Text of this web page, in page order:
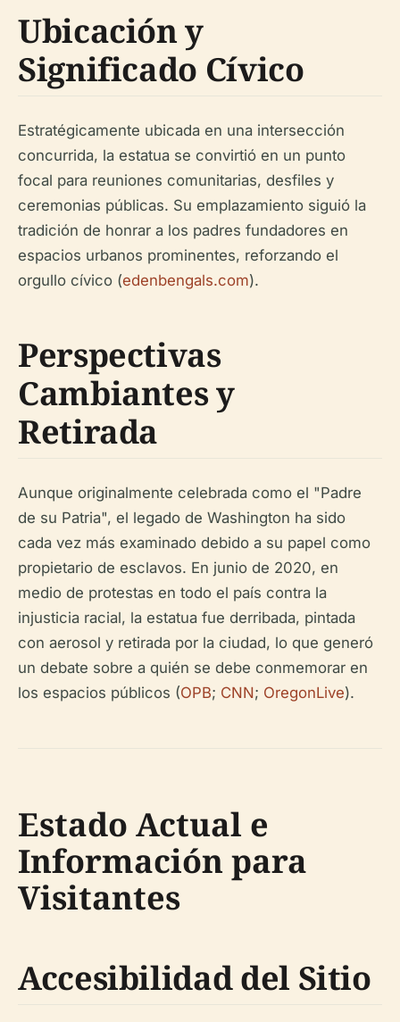
Ubicación y
Significado Cívico
Estratégicamente ubicada en una intersección
concurrida, la estatua se convirtió en un punto
focal para reuniones comunitarias, desfiles y
ceremonias públicas. Su emplazamiento siguió la
tradición de honrar a los padres fundadores en
espacios urbanos prominentes, reforzando el
orgullo cívico (edenbengals.com).
Perspectivas
Cambiantes y
Retirada
Aunque originalmente celebrada como el "Padre
de su Patria", el legado de Washington ha sido
cada vez más examinado debido a su papel como
propietario de esclavos. En junio de 2020, en
medio de protestas en todo el país contra la
injusticia racial, la estatua fue derribada, pintada
con aerosol y retirada por la ciudad, lo que generó
un debate sobre a quién se debe conmemorar en
los espacios públicos (OPB; CNN; OregonLive).
Estado Actual e
Información para
Visitantes
Accesibilidad del Sitio